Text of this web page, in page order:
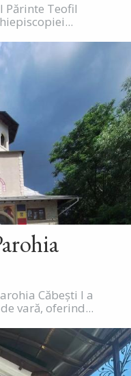
Părinte Teofil
Căbești I a
vară, oferind...